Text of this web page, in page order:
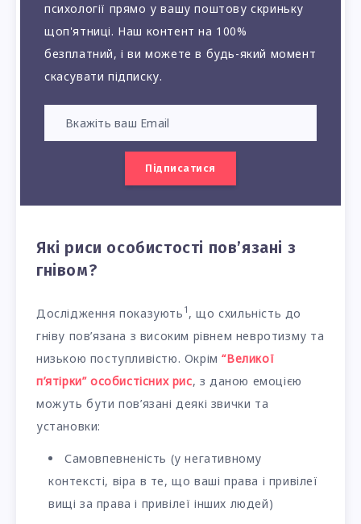
психології прямо у вашу поштову скриньку
щоп'ятниці. Наш контент на 100%
безплатний, і ви можете в будь-який момент
скасувати підписку.
Підписатися
Які риси особистості пов’язані з
гнівом?
Дослідження показують 1 , що схильність до
гніву пов’язана з високим рівнем невротизму та
низькою поступливістю. Окрім“Великої
п’ятірки” особистісних рис, з даною емоцією
можуть бути пов’язані деякі звички та
установки:
Самовпевненість (у негативному
контексті, віра в те, що ваші права і привілеї
вищі за права і привілеї інших людей)